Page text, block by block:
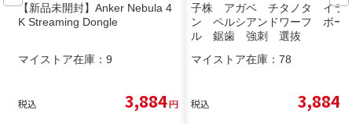
【新品未開封】Anker Nebula 4
K Streaming Dongle
マイストア在庫： 9
税込 3,884円
子株 アガベ チタノタ イラ
ン ペルシアンドワーフ ボー
ル 鋸歯 強刺 選抜
マイストア在庫： 78
税込 3,884